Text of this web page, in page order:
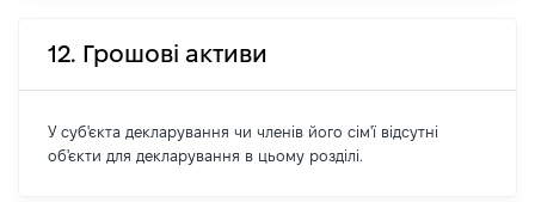
12. Грошові активи
У суб'єкта декларування чи членів його сім'ї відсутні
об'єкти для декларування в цьому розділі.